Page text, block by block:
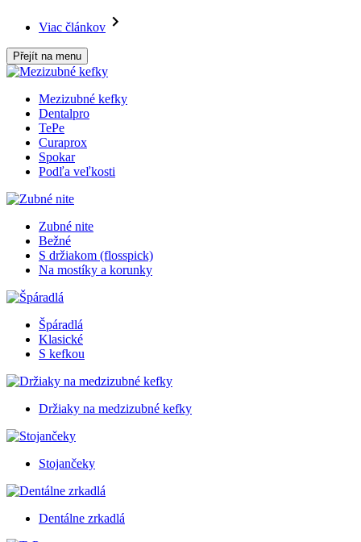
Viac článkov
Přejít na menu
Mezizubné kefky
Dentalpro
TePe
Curaprox
Spokar
Podľa veľkosti
Zubné nite
Bežné
S držiakom (flosspick)
Na mostíky a korunky
Špáradlá
Klasické
S kefkou
Držiaky na medzizubné kefky
Stojančeky
Dentálne zrkadlá